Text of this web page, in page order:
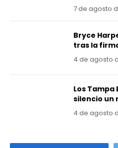
7 de agosto
Bryce
tras la
4 de agosto
Los Tampa
silencio un
4 de agosto